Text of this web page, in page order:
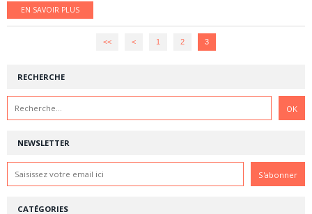
EN SAVOIR PLUS
<< < 1 2 3
NEWSLETTER
RECHERCHE
CATÉGORIES